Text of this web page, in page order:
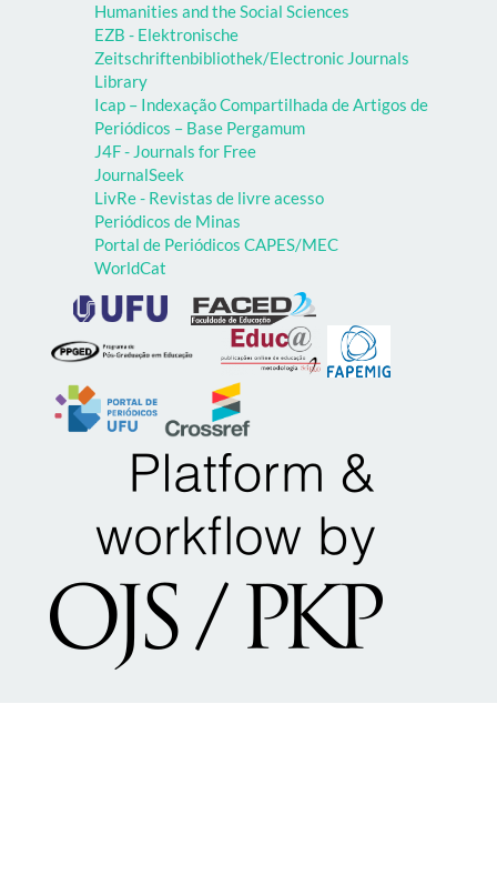
Humanities and the Social Sciences
EZB - Elektronische
Zeitschriftenbibliothek/Electronic Journals
Library
Icap – Indexação Compartilhada de Artigos de
Periódicos – Base Pergamum
J4F - Journals for Free
JournalSeek
LivRe - Revistas de livre acesso
Periódicos de Minas
Portal de Periódicos CAPES/MEC
WorldCat